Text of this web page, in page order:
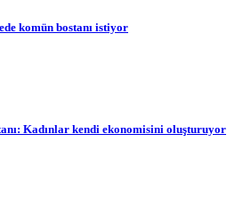
komün bostanı istiyor
Kadınlar kendi ekonomisini oluşturuyor